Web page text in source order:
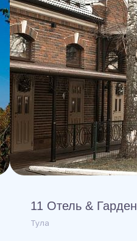
11 Отель & Гарден
Тула